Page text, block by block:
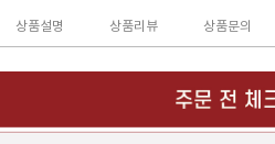
상품설명 상품리뷰 상품문의